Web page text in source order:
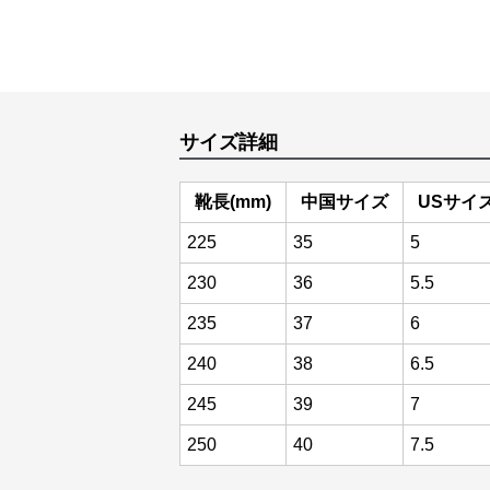
サイズ詳細
靴長(mm) 中国サイズ USサイ
225 35 5
230 36 5.5
235 37 6
240 38 6.5
245 39 7
250 40 7.5